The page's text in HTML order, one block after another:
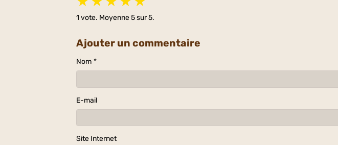
1 vote. Moyenne5sur 5.
Ajouter un commentaire
Nom
E-mail
Site Internet